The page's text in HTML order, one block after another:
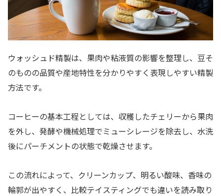
ウォッシュド精製は、果肉や粘液質の影響を整理し、豆そ
のものの品質や産地特性を分かりやすく表現しやすい精製
方法です。
コーヒーの基本工程としては、収穫したチェリーから果肉
を外し、発酵や機械処理でミューシレージを除去し、水洗
後にパーチメントの状態で乾燥させます。
この流れによって、クリーンカップ、明るい酸味、香味の
輪郭が出やすく、比較テイスティングでも違いを読み取り